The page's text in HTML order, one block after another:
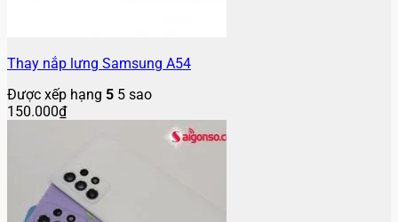
Thay nắp lưng Samsung A54
Được xếp hạng 5 5 sao
150.000₫